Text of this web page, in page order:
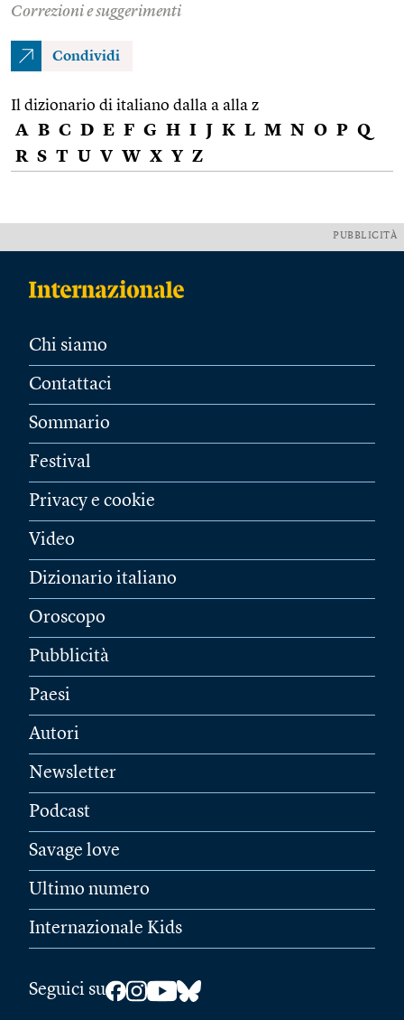
Correzioni e suggerimenti
Condividi
Il dizionario di italiano dalla a alla z
A B C D E F G H I J K L M N O P Q
R S T U V W X Y Z
PUBBLICITÀ
Chi siamo
Contattaci
Sommario
Festival
Privacy e cookie
Video
Dizionario italiano
Oroscopo
Pubblicità
Paesi
Autori
Newsletter
Podcast
Savage love
Ultimo numero
Internazionale Kids
Seguici su